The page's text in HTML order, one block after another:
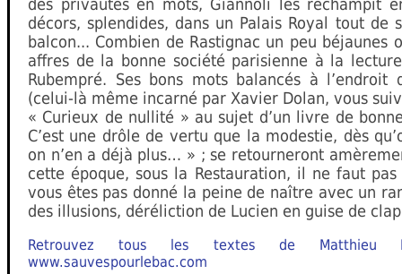
des privautés en mots, Giannoli les réchampit
décors, splendides, dans un Palais Royal tout de
balcon... Combien de Rastignac un peu béjaunes
affres de la bonne société parisienne à la
Rubempré. Ses bons mots balancés à l’endroit
(celui-là même incarné par Xavier Dolan, vous
« Curieux de nullité » au sujet d’un livre de
C’est une drôle de vertu que la modestie, dès
on n’en a déjà plus… » ; se retourneront
cette époque, sous la Restauration, il ne faut
vous êtes pas donné la peine de naître avec un
des illusions, déréliction de Lucien en guise de
Retrouvez tous les textes de
www.sauvespourlebac.com